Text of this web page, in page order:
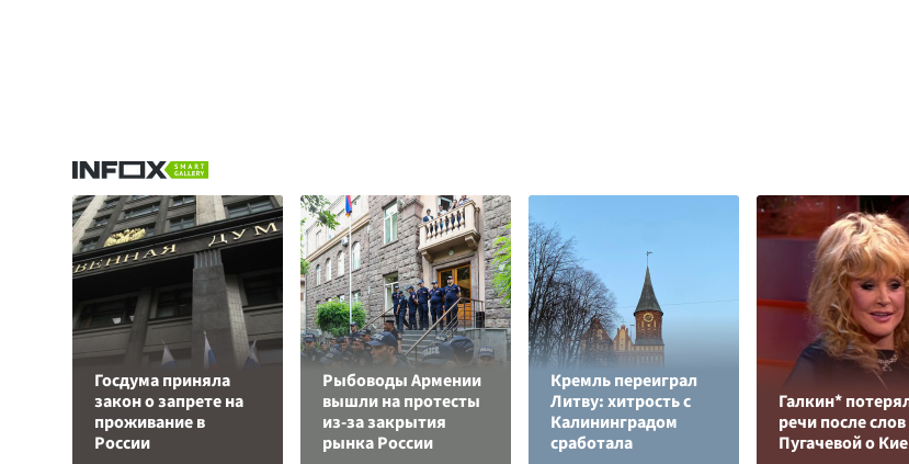
Госдума приняла
закон о запрете на
проживание в
России
Рыбоводы Армении
вышли на протесты
из-за закрытия
рынка России
Кремль переиграл
Литву: хитрость с
Калининградом
сработала
Галкин*
речи после слов
Пугачевой о